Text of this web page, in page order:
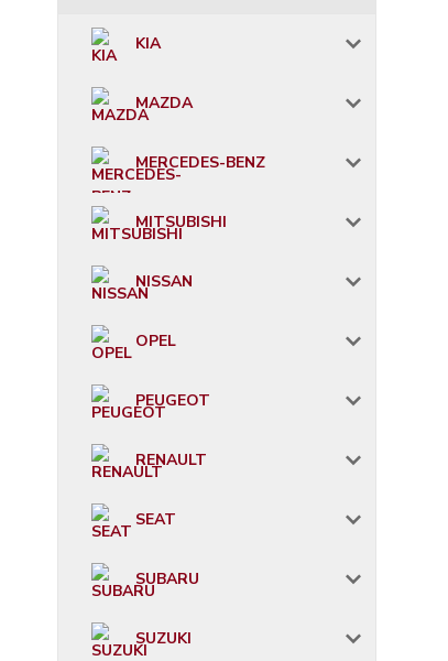
KIA
MAZDA
MERCEDES-BENZ
MITSUBISHI
NISSAN
OPEL
PEUGEOT
RENAULT
SEAT
SUBARU
SUZUKI